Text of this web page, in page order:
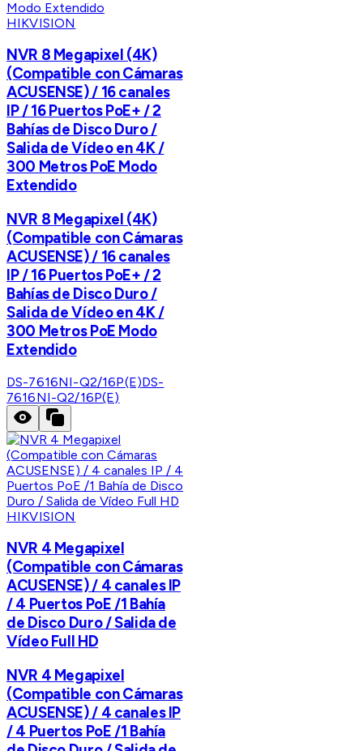
HIKVISION
NVR 8 Megapixel (4K)
(Compatible con Cámaras
ACUSENSE) / 16 canales
IP / 16 Puertos PoE+ / 2
Bahías de Disco Duro /
Salida de Vídeo en 4K /
300 Metros PoE Modo
Extendido
NVR 8 Megapixel (4K)
(Compatible con Cámaras
ACUSENSE) / 16 canales
IP / 16 Puertos PoE+ / 2
Bahías de Disco Duro /
Salida de Vídeo en 4K /
300 Metros PoE Modo
Extendido
DS-7616NI-Q2/16P(E)DS-
7616NI-Q2/16P(E)
HIKVISION
NVR 4 Megapixel
(Compatible con Cámaras
ACUSENSE) / 4 canales IP
/ 4 Puertos PoE /1 Bahía
de Disco Duro / Salida de
Vídeo Full HD
NVR 4 Megapixel
(Compatible con Cámaras
ACUSENSE) / 4 canales IP
/ 4 Puertos PoE /1 Bahía